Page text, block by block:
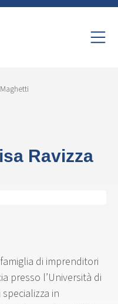
Ravizza
di imprenditori
presso l’Università di
in